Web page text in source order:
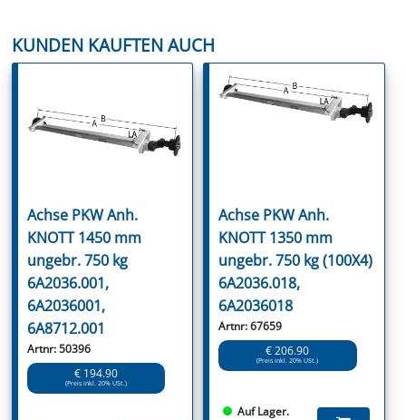
KUNDEN KAUFTEN AUCH
Achse PKW Anh.
KNOTT 1450 mm
ungebr. 750 kg
6A2036.001,
6A2036001,
6A8712.001
Artnr: 50396
€ 194.90
(Preis inkl. 20% USt.)
Achse PKW Anh.
KNOTT 1350 mm
ungebr. 750 kg (100X4)
6A2036.018,
6A2036018
Artnr: 67659
€ 206.90
(Preis inkl. 20% USt.)
Auf Lager.